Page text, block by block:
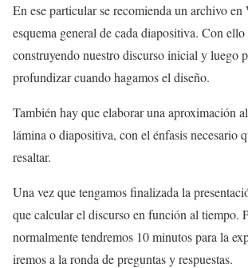
En ese particular se recomienda un archivo en
esquema general de cada diapositiva. Con
construyendo nuestro discurso inicial y luego
profundizar cuando hagamos el diseño.
También hay que elaborar una aproximación
lámina o diapositiva, con el énfasis necesario
resaltar.
Una vez que tengamos finalizada la
que calcular el discurso en función al tiempo.
normalmente tendremos 10 minutos para la
iremos a la ronda de preguntas y respuestas.